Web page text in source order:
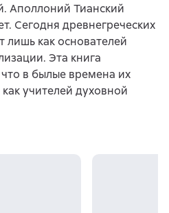
Аполлоний Тианский
Сегодня древнегреческих
как основателей
Эта книга
в былые времена их
учителей духовной